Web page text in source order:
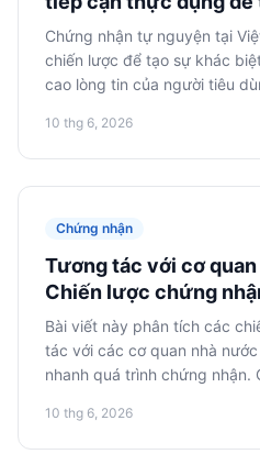
tranh
Chứng nhận tự nguyện tại
chiến lược để tạo sự khác
cao lòng tin của người tiêu
các bước vận hành, kinh tế
hành động để triển khai
10 thg 6, 2026
Chứng nhận
Tương tác với cơ
Chiến lược chứng
Bài viết này phân tích các
tác với các cơ quan nhà
nhanh quá trình chứng nhận.
trong việc cấp phép.
10 thg 6, 2026